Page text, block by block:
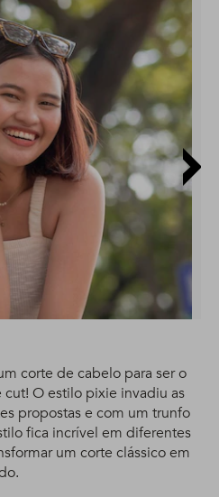
corte de cabelo para ser o
cut! O estilo pixie invadiu as
propostas e com um trunfo
fica incrível em diferentes
um corte clássico em